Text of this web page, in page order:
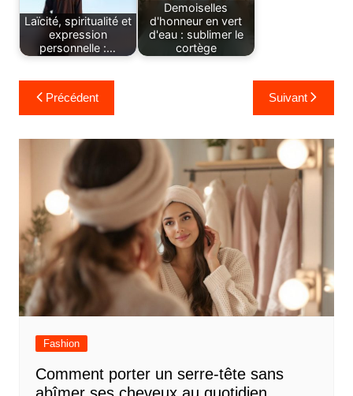
Laïcité, spiritualité et
expression
personnelle :…
Demoiselles
d'honneur en vert
d'eau : sublimer le
cortège
Navigation
de
l’article
Précédent Suivant
Fashion
Comment porter un serre-tête sans